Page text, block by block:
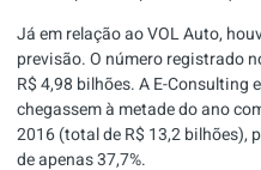
Já em relação ao VOL Auto,
previsão. O número registrado
R$ 4,98 bilhões. A E-Consulting
chegassem à metade do ano
2016 (total de R$ 13,2 bilhões),
de apenas 37,7%.